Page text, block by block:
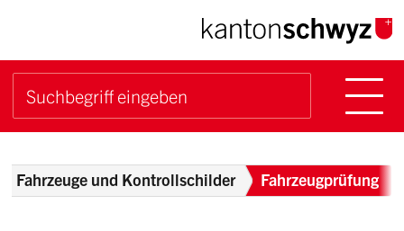
Navigieren im Kanton
Schnellnavigation
Suchbegriff
Breadcrumb
Fahrzeuge und Kontrollschilder Fahrzeugprüfung